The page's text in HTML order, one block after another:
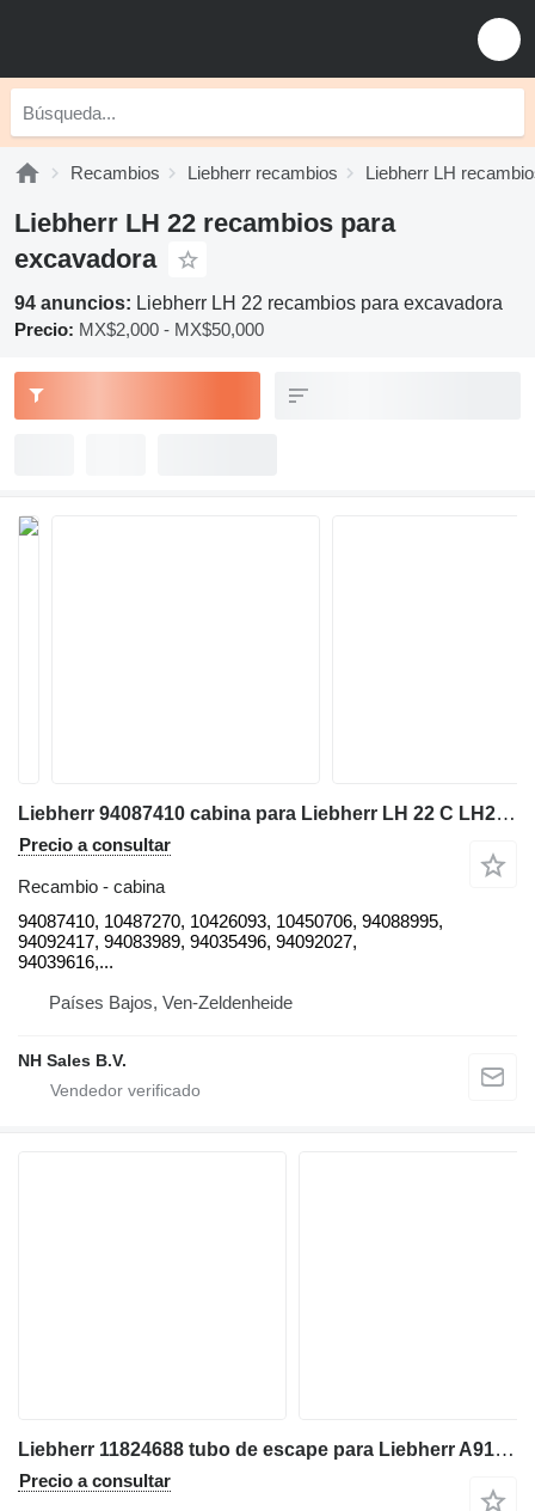
Recambios Liebherr recambios Liebherr LH
Liebherr LH 22 recambios para
excavadora
94 anuncios: Liebherr LH 22 recambios para excavadora
Precio: MX$2,000 - MX$50,000
Liebherr 94087410 cabina para Liebherr LH 22 C LH22C excavadora
Precio a consultar
Recambio - cabina
94087410, 10487270, 10426093, 10450706, 94088995,
94092417, 94083989, 94035496, 94092027,
94039616,...
Países Bajos, Ven-Zeldenheide
NH Sales B.V.
Liebherr 11824688 tubo de escape para Liebherr A914, A916, A918, A920, A922, LH22, LH24, LH26 excavadora
Precio a consultar